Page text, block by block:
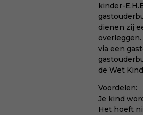
kinder-
dienen zij
via een
de Wet
Voordelen:
Je kind
Het hoeft